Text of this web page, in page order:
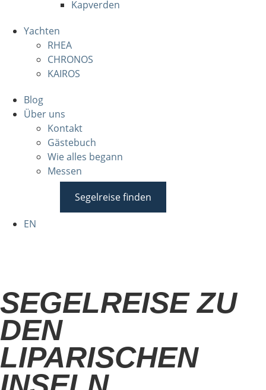
Kapverden
Yachten
RHEA
CHRONOS
KAIROS
Blog
Über uns
Kontakt
Gästebuch
Wie alles begann
Messen
Segelreise finden
EN
SEGELREISE ZU
DEN
LIPARISCHEN